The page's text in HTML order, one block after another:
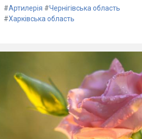
#Артилерія #Чернігівська область
#Харківська область